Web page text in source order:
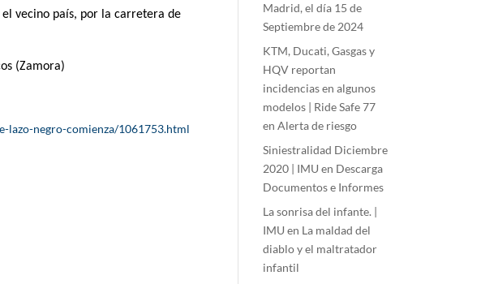
vecino país, por la carretera de
(Zamora)
lazo-negro-comienza/1061753.html
Madrid, el día 15 de
Septiembre de 2024
KTM, Ducati, Gasgas y
HQV reportan
incidencias en algunos
modelos | Ride Safe 77
enAlerta de riesgo
Siniestralidad Diciembre
2020 | IMU en Descarga
Documentos e Informes
La sonrisa del infante. |
IMU en La maldad del
diablo y el maltratador
infantil